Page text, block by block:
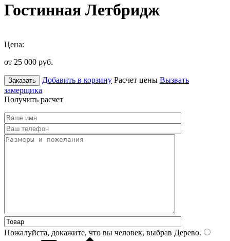
Гостинная Летбридж
Цена:
от 25 000 руб.
Заказать Добавить в корзину Расчет цены Вызвать
замерщика
Получить расчет
Пожалуйста, докажите, что вы человек, выбрав Дерево.